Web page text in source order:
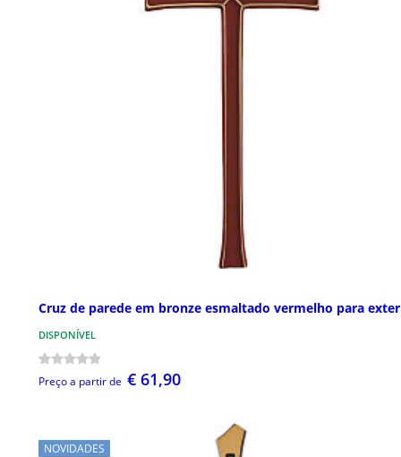
Cruz de parede em bronze esmaltado vermelho para
DISPONÍVEL
Preço a partir de € 61,90
NOVIDADES